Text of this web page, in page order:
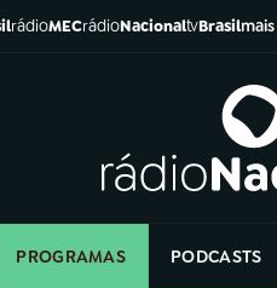
rádioMECrádioNacionaltvBrasilmais
PROGRAMAS PODCASTS